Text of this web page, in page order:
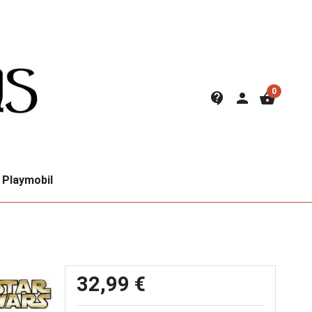
contact_support person shopping_basket0
Playmobil
32,99 €